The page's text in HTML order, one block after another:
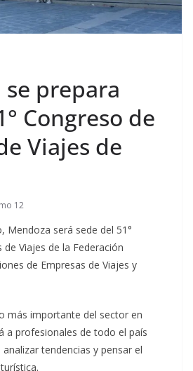
prepara
Congreso de
Viajes de
12
Mendoza será sede del 51°
Viajes de la Federación
de Empresas de Viajes y
más importante del sector en
a profesionales de todo el país
tendencias y pensar el